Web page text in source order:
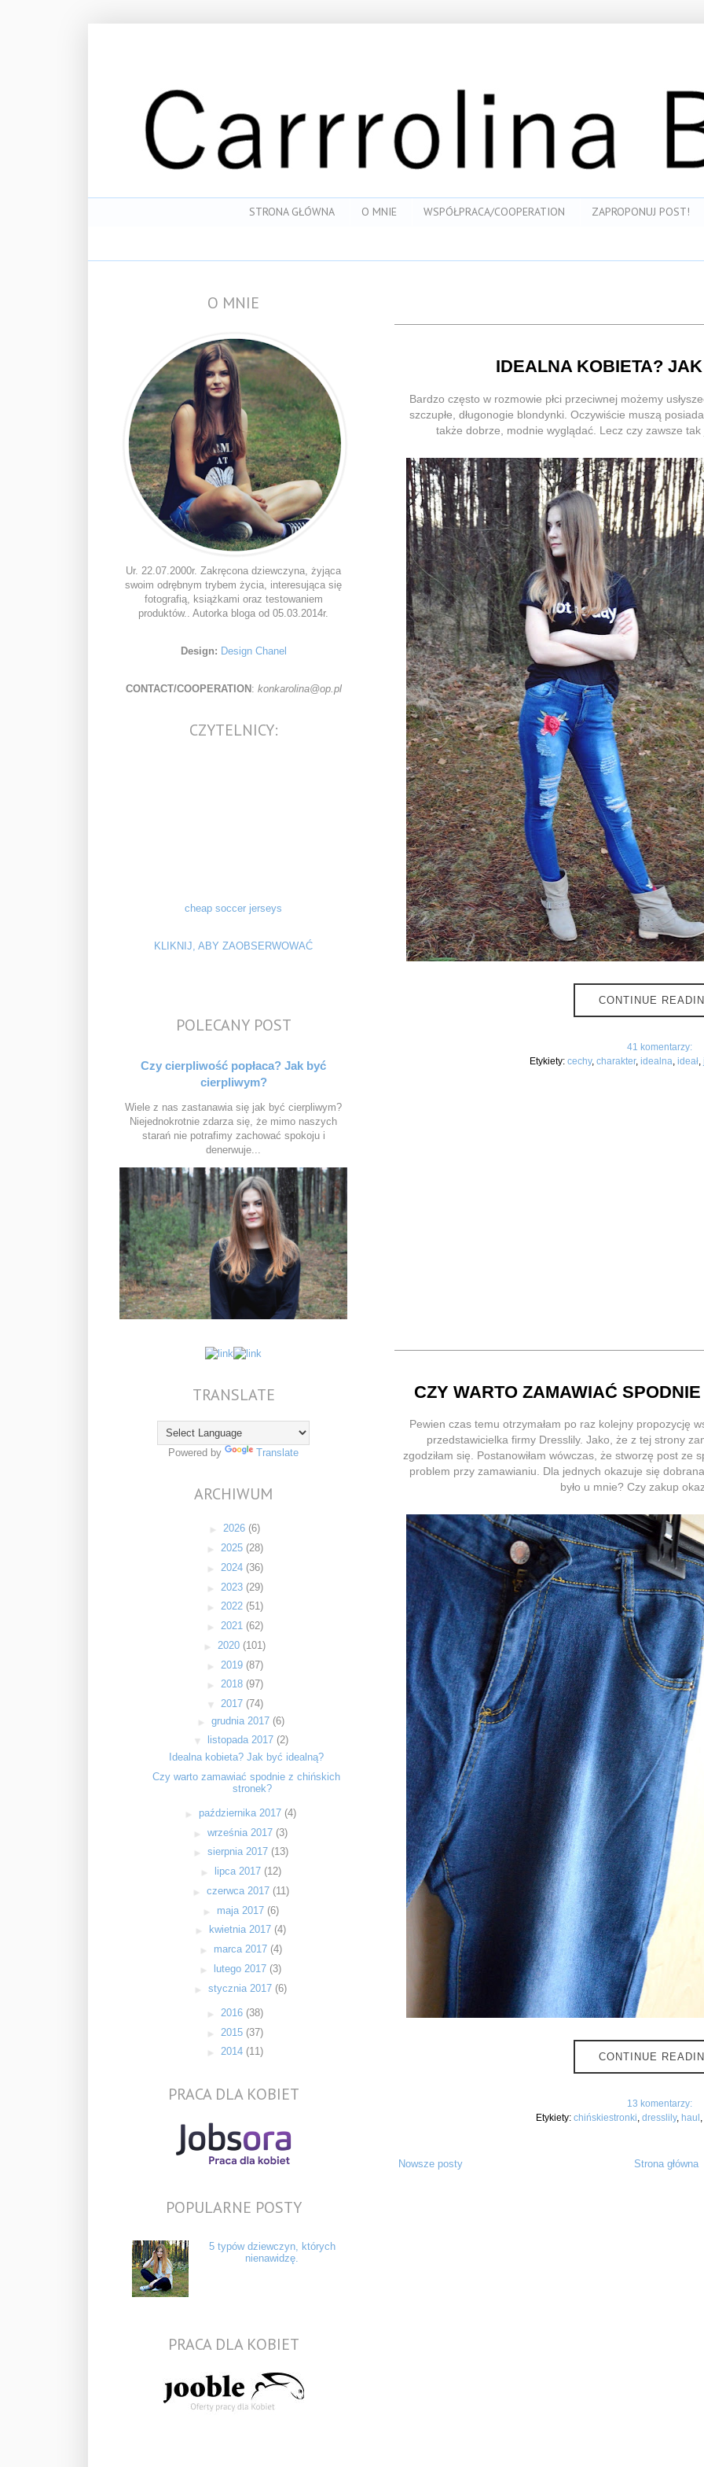
STRONA GŁÓWNA O MNIE WSPÓŁPRACA/COOPERATION ZAPROPONUJ POST!
IDEALNA KOBIETA?
Bardzo często w rozmowie płci przeciwnej możemy
szczupłe, długonogie blondynki. Oczywiście muszą
także dobrze, modnie wyglądać. Lecz czy zawsze
CONTINUE
41 komentarzy:
Etykiety: cechy, charakter, idealna ideał,
CZY WARTO ZAMAWIAĆ
Pewien czas temu otrzymałam po raz kolejny propozycję
przedstawicielka firmy Dresslily. Jako, że z tej strony
zgodziłam się. Postanowiłam wówczas, że stworzę post ze
problem przy zamawianiu. Dla jednych okazuje się
było u mnie? Czy zakup
CONTINUE
13 komentarzy:
Etykiety: chińskiestronki dresslily, haul
Nowsze posty Strona główna
O MNIE
Ur. 22.07.2000r. Zakręcona dziewczyna, żyjąca
swoim odrębnym trybem życia, interesująca się
fotografią, książkami oraz testowaniem
produktów.. Autorka bloga od 05.03.2014r.
Design: Design Chanel
CONTACT/COOPERATION : konkarolina@op.pl
CZYTELNICY:
cheap soccer jerseys
KLIKNIJ, ABY ZAOBSERWOWAĆ
POLECANY POST
Czy cierpliwość popłaca? Jak być
cierpliwym?
Wiele z nas zastanawia się jak być cierpliwym?
Niejednokrotnie zdarza się, że mimo naszych
starań nie potrafimy zachować spokoju i
denerwuje...
TRANSLATE
Powered by Translate
ARCHIWUM
► 2026 (6)
► 2025 (28)
► 2024 (36)
► 2023 (29)
► 2022 (51)
► 2021 (62)
► 2020 (101)
► 2019 (87)
► 2018 (97)
▼ 2017 (74)
► grudnia 2017 (6)
▼
listopada 2017 (2)
Idealna kobieta? Jak być idealną?
Czy warto zamawiać spodnie z chińskich
stronek?
► października 2017 (4)
►września 2017 (3)
► sierpnia 2017 (13)
►
lipca 2017 (12)
► czerwca 2017 (11)
► maja 2017 (6)
►
kwietnia 2017 (4)
► marca 2017 (4)
►
lutego 2017 (3)
►stycznia 2017 (6)
► 2016 (38)
► 2015 (37)
► 2014 (11)
PRACA DLA KOBIET
POPULARNE POSTY
5 typów dziewczyn, których
nienawidzę.
PRACA DLA KOBIET